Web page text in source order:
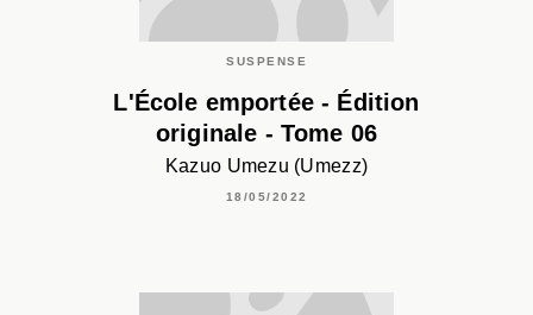
SUSPENSE
L'École emportée - Édition
originale - Tome 06
Kazuo Umezu (Umezz)
18/05/2022